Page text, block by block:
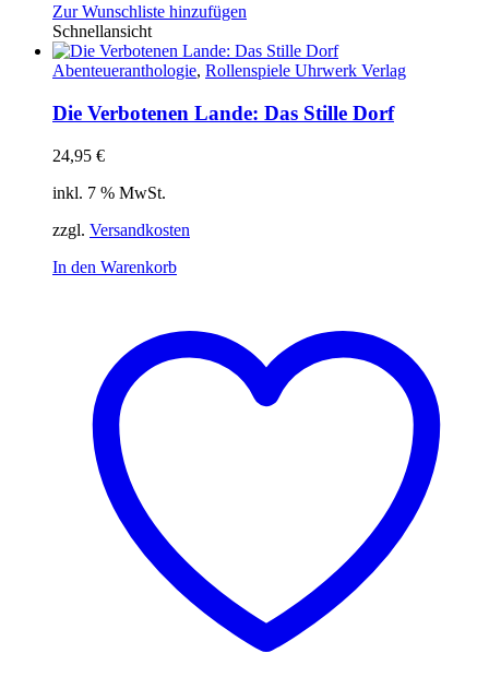
Zur Wunschliste hinzufügen
Schnellansicht
Abenteueranthologie, Rollenspiele Uhrwerk Verlag
Die Verbotenen Lande: Das Stille Dorf
24,95 €
inkl. 7 % MwSt.
zzgl. Versandkosten
In den Warenkorb